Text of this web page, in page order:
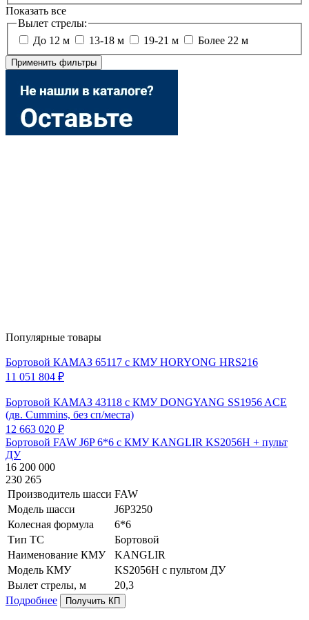
Показать все
Вылет стрелы:
До 12 м
13-18 м 19-21 м Более 22 м
Применить фильтры
Популярные товары
Бортовой КАМАЗ 65117 с КМУ HORYONG HRS216
11 051 804 ₽
Бортовой КАМАЗ 43118 с КМУ DONGYANG SS1956 ACE
(дв. Cummins, без сп/места)
12 663 020 ₽
Бортовой FAW J6P 6*6 с КМУ KANGLIR KS2056H + пульт
ДУ
16 200 000
230 265
Производитель шасси FAW
Модель шасси
J6P3250
Колесная формула
6*6
Тип ТС
Бортовой
Наименование КМУ
KANGLIR
Модель КМУ
KS2056H c пультом ДУ
Вылет стрелы, м
20,3
Подробнее
Получить КП